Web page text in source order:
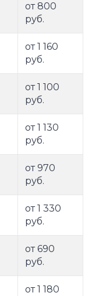
от 800
руб.
от 1 160
руб.
от 1 100
руб.
от 1 130
руб.
от 970
руб.
от 1 330
руб.
от 690
руб.
от 1 180